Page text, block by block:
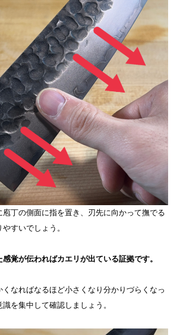
庖丁の側面に指を置き、刃先に向かって撫でる
すいでしょう。
覚が伝わればカエリが出ている証拠です。
なればなるほど小さくなり分かりづらくなっ
を集中して確認しましょう。